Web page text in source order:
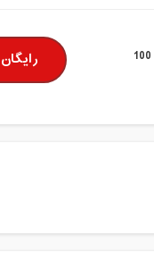
100
رایگان